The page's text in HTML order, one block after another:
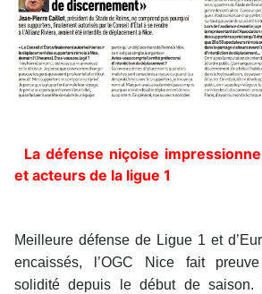
La défense niçoise
et acteurs de la ligue 1
Meilleure défense de Ligue 1 et
encaissés, l’OGC Nice fait
solidité depuis le début de saison.